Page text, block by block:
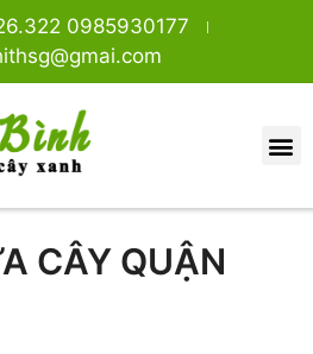
0985930177
CÂY QUẬN